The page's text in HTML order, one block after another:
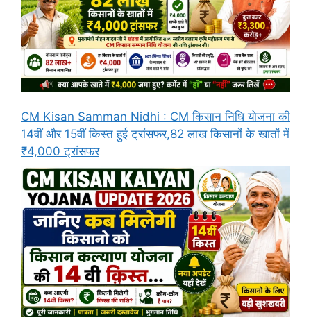
CM Kisan Samman Nidhi : CM किसान निधि योजना की
14वीं और 15वीं किस्त हुई ट्रांसफर,82 लाख किसानों के खातों में
₹4,000 ट्रांसफर